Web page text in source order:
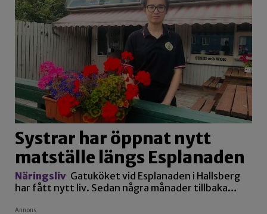
Systrar har öppnat nytt
matställe längs Esplanaden
Näringsliv Gatuköket vid Esplanaden i Hallsberg
har fått nytt liv. Sedan några månader tillbaka…
Annons